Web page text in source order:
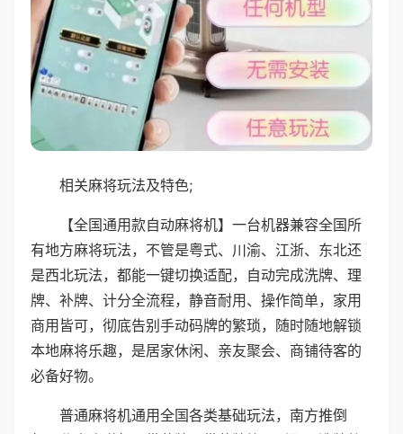
相关麻将玩法及特色;
【全国通用款自动麻将机】一台机器兼容全国所
有地方麻将玩法，不管是粤式、川渝、江浙、东北还
是西北玩法，都能一键切换适配，自动完成洗牌、理
牌、补牌、计分全流程，静音耐用、操作简单，家用
商用皆可，彻底告别手动码牌的繁琐，随时随地解锁
本地麻将乐趣，是居家休闲、亲友聚会、商铺待客的
必备好物。
普通麻将机通用全国各类基础玩法，南方推倒